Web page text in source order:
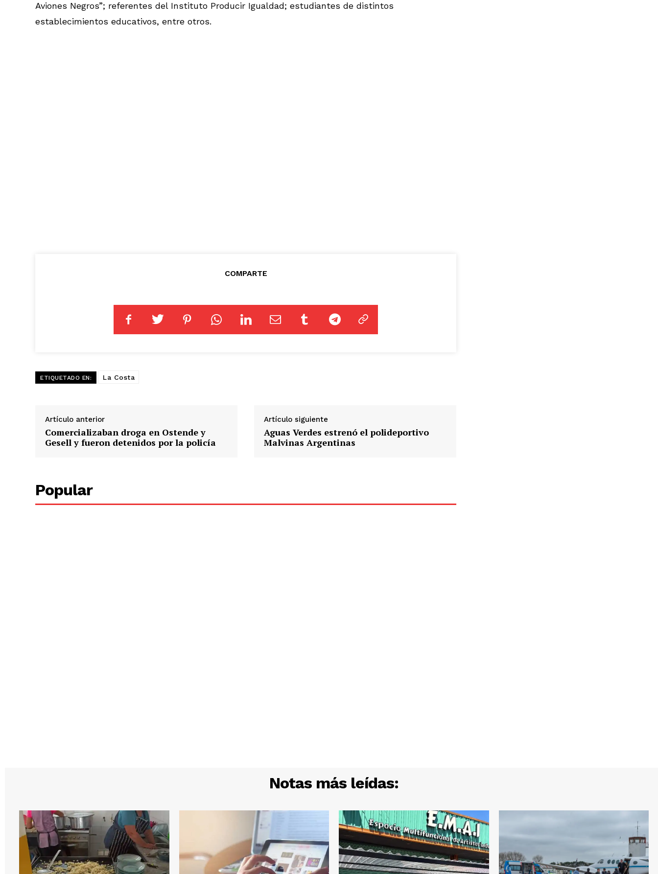
Aviones Negros”; referentes del Instituto Producir Igualdad; estudiantes de distintos
establecimientos educativos, entre otros.
COMPARTE
ETIQUETADO EN: La Costa
Artículo anterior
Comercializaban droga en Ostende y
Gesell y fueron detenidos por la policía
Artículo siguiente
Aguas Verdes estrenó el polideportivo
Malvinas Argentinas
Popular
Notas más leídas: